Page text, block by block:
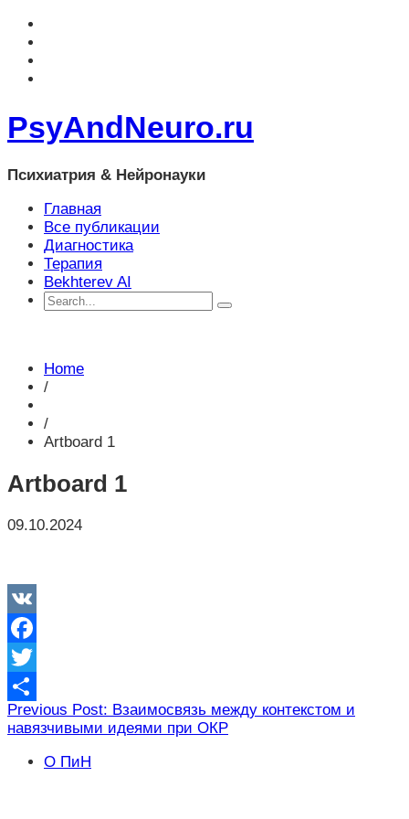
PsyAndNeuro.ru
Психиатрия & Нейронауки
Главная
Все публикации
Диагностика
Терапия
Bekhterev AI
Home
/
/
Artboard 1
Artboard 1
09.10.2024
VK
Facebook
Twitter
Отправить
Навигация
по
записям
Previous Post: Взаимосвязь между контекстом и
навязчивыми идеями при ОКР
О ПиН